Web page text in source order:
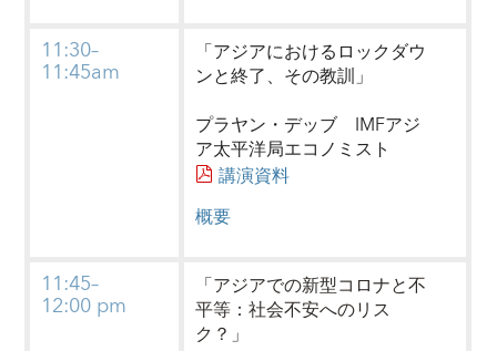
11:30–
11:45am
「アジアにおけるロックダウ
ンと終了、その教訓」
プラヤン・デッブ IMFアジ
ア太平洋局エコノミスト
講演資料
概要
11:45–
12:00 pm
「アジアでの新型コロナと不
平等：社会不安へのリス
ク？」